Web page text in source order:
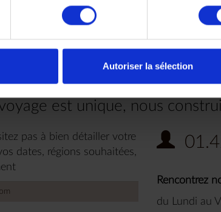
Autoriser la sélection
envies
est unique, nous
pas à bien détailler votre
dates, régions souhaitées,
Rencontrez
du Lundi au